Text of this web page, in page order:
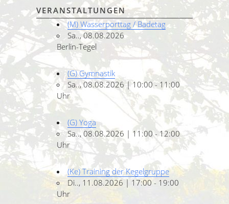
VERANSTALTUNGEN
(M) Wasserporttag / Badetag
Sa.., 08.08.2026
Berlin-Tegel
(G) Gymnastik
Sa.., 08.08.2026 | 10:00 - 11:00
Uhr
(G) Yoga
Sa.., 08.08.2026 | 11:00 - 12:00
Uhr
(Ke) Training der Kegelgruppe
Di.., 11.08.2026 | 17:00 - 19:00
Uhr